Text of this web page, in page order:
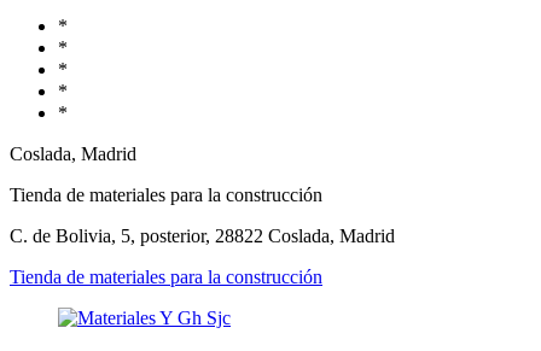
*
*
*
*
*
Coslada, Madrid
Tienda de materiales para la construcción
C. de Bolivia, 5, posterior, 28822 Coslada, Madrid
Tienda de materiales para la construcción